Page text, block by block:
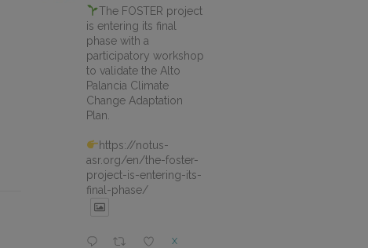
The FOSTER project
is entering its final
phase with a
participatory workshop
to validate the Alto
Palancia Climate
Change Adaptation
Plan.
https://notus-
asr.org/en/the-foster-
project-is-entering-its-
final-phase/
X